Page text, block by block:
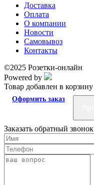
Доставка
Оплата
О компании
Новости
Самовывоз
Контакты
©2025 Розетки-онлайн
Powered by
Товар добавлен в корзину
Оформить заказ
Заказать обратный звонок